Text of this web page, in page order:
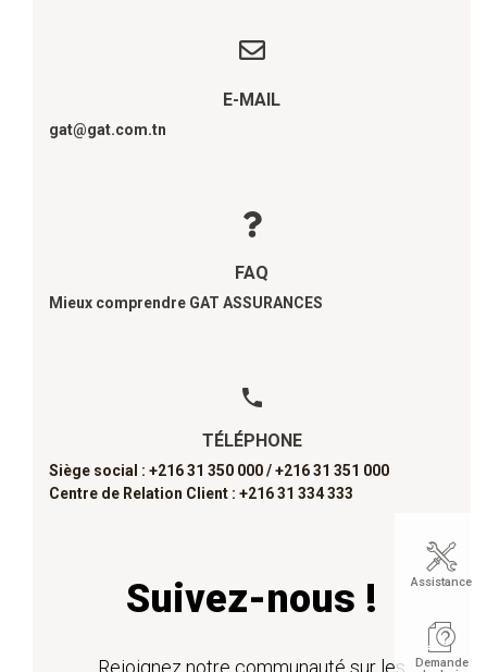
E-MAIL
gat@gat.com.tn
FAQ
Mieux comprendre GAT ASSURANCES
TÉLÉPHONE
Siège social : +216 31 350 000 /+216 31 351 000
Centre de Relation Client : +216 31 334 333
Suivez-nous !
Rejoignez notre communauté sur les
Assistance
Demande